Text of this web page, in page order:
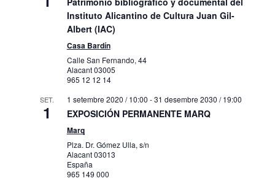
Instituto Alicantino de Cultura Juan Gil-
Albert (IAC)
Casa Bardín
Calle San Fernando, 44
Alacant03005
965 12 12 14
SET.
1
1 setembre 2020 / 10:00 -31 desembre 2030 / 19:00
EXPOSICIÓN PERMANENTE MARQ
Marq
Plza. Dr. Gómez Ulla, s/n
Alacant03013
España
965 149 000